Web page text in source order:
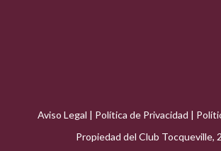
Aviso Legal | Política de Privacidad |
Propiedad del Club Tocqueville,